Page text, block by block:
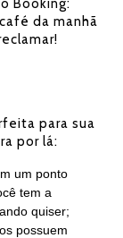
Booking:
da manhã
para sua
por lá:
um ponto
tem a
quiser;
possuem